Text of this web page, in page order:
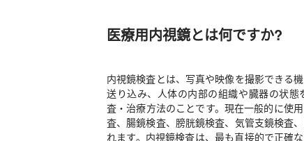
医療用内視鏡とは何ですか?
内視鏡検査とは、写真や映像を撮影できる
送り込み、人体の内部の組織や臓器の状
査・治療方法のことです。現在一般的に使
査、腸鏡検査、膀胱鏡検査、気管支鏡検査
れます。内視鏡検査は、最も直接的で正確